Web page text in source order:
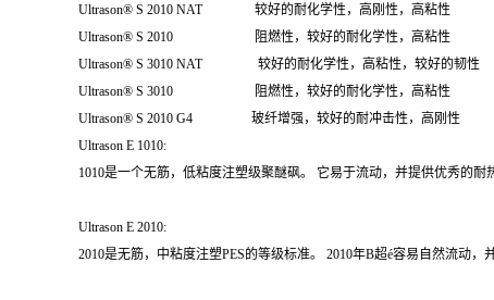
Ultrason® S 2010 NAT 较好的耐化学性，高刚性，高粘性
Ultrason® S 2010 阻燃性，较好的耐化学性，高粘性
Ultrason® S 3010 NAT 较好的耐化学性，高粘性，较好的韧性
Ultrason® S 3010 阻燃性，较好的耐化学性，高粘性
Ultrason® S 2010 G4 玻纤增强，较好的耐冲击性，高刚性
Ultrason E 1010:
1010是一个无筋，低粘度注塑级聚醚砜。 它易于流动，并提供优秀的耐
Ultrason E 2010:
2010是无筋，中粘度注塑PES的等级标准。 2010年B超é容易自然流动，